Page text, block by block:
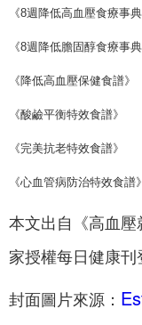
《8週降低高血壓食療事典
《8週降低膽固醇食療事典
《降低高血壓保健食譜》
《酸鹼平衡特效食譜》
《完美抗老特效食譜》
《心血管病防治特效食譜》
本文出自《高血
家授權每日健康刊
封面圖片來源：